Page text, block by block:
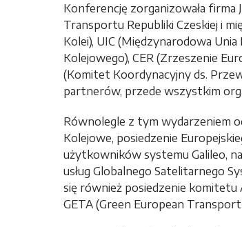
Konferencję zorganizowała firma
Transportu Republiki Czeskiej i
Kolei), UIC (Międzynarodowa
Kolejowego), CER (Zrzeszenie
(Komitet Koordynacyjny ds.
partnerów, przede wszystkim
Równolegle z tym wydarzeniem
Kolejowe, posiedzenie
użytkowników systemu Galileo,
usług Globalnego Satelitarnego
się również posiedzenie komitetu
GETA (Green European